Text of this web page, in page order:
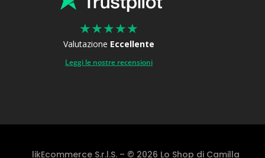
★★★★★
Valutazione Eccellente
Leggi le nostre recensioni
likEcommerce S.r.l.S. – © 2026 Lo Shop di Camilla